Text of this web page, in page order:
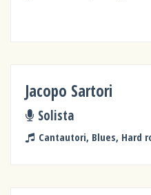
Jacopo Sartori
Solista
Cantautori, Blues, Hard